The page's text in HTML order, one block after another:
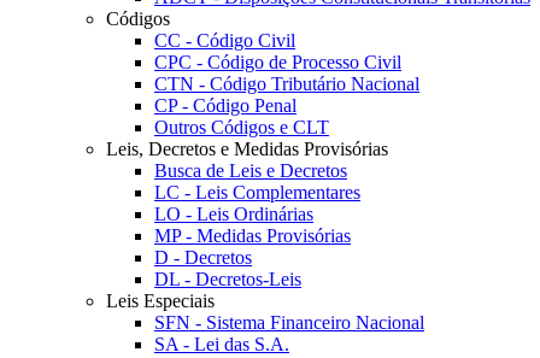
Códigos
CC - Código Civil
CPC - Código de Processo Civil
CTN - Código Tributário Nacional
CP - Código Penal
Outros Códigos e CLT
Leis, Decretos e Medidas Provisórias
Busca de Leis e Decretos
LC - Leis Complementares
LO - Leis Ordinárias
MP - Medidas Provisórias
D - Decretos
DL - Decretos-Leis
Leis Especiais
SFN - Sistema Financeiro Nacional
SA - Lei das S.A.